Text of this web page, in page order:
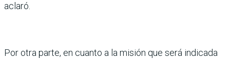
aclaró.
Por otra parte, en cuanto a la misión que será indicada